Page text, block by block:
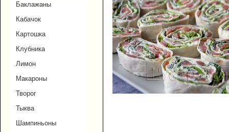
Баклажаны
Кабачок
Картошка
Клубника
Лимон
Макароны
Творог
Тыква
Шампиньоны